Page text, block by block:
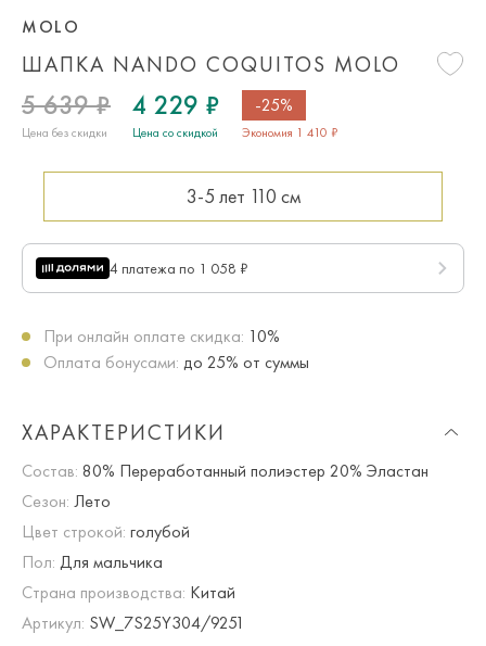
ШАПКА NANDO COQUITOS MOLO
MOLO
5 639 ₽
Цена без скидки
4 229 ₽
Цена со скидкой
-25%
Экономия 1 410 ₽
3-5 лет 110 см
4 платежа по 1 058 ₽
При онлайн оплате скидка: 10%
Оплата бонусами: до 25% от суммы
ХАРАКТЕРИСТИКИ
Состав: 80% Переработанный полиэстер 20% Эластан
Сезон: Лето
Цвет строкой: голубой
Пол: Для мальчика
Страна производства: Китай
Артикул: SW_7S25Y304/9251